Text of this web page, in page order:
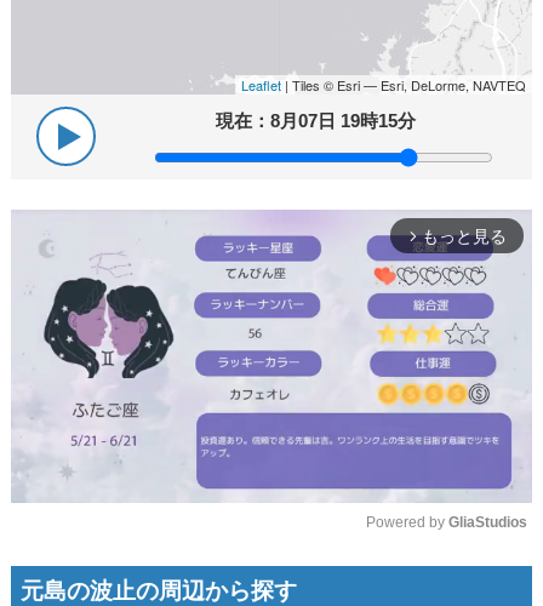
Leaflet | Tiles © Esri — Esri, DeLorme, NAVTEQ
現在：8月07日 19時15分
arrow_forward_ios もっと見る
Mute
Powered by GliaStudios
元島の波止の周辺から探す